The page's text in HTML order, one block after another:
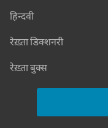
हिन्दवी
रेख़्ता डिक्शनरी
रेख़्ता बुक्स